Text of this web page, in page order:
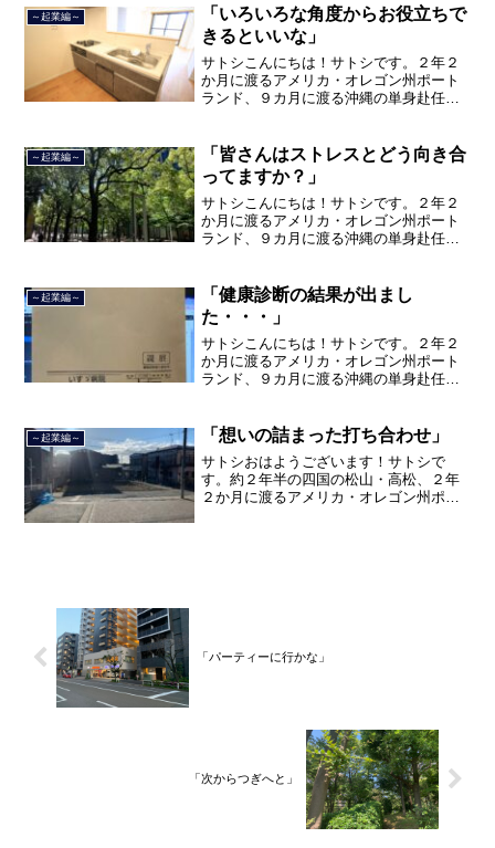
て、２０２１年３月９日より東...
～起業編～
「いろいろな角度からお役立ちで
きるといいな」
サトシこんにちは！サトシです。２年２
か月に渡るアメリカ・オレゴン州ポート
ランド、９カ月に渡る沖縄の単身赴任の
ました。２０２１年３月９日より東京都
品川区南大井で不動産を主...
～起業編～
「皆さんはストレスとどう向き合
ってますか？」
サトシこんにちは！サトシです。２年２
か月に渡るアメリカ・オレゴン州ポート
ランド、９カ月に渡る沖縄の単身赴任の
ました。２０２１年３月９日より東京都
品川区南大井で不動産を主...
～起業編～
「健康診断の結果が出まし
た・・・」
サトシこんにちは！サトシです。２年２
か月に渡るアメリカ・オレゴン州ポート
ランド、９カ月に渡る沖縄の単身赴任の
ました。２０２１年３月９日より東京都
品川区南大井で不動産を主...
～起業編～ 「想いの詰まった打ち合わせ」
サトシおはようございます！サトシで
す。約２年半の四国の松山・高松、２年
２か月に渡るアメリカ・オレゴン州ポー
「パーティーに行かな」
「次からつぎへと」